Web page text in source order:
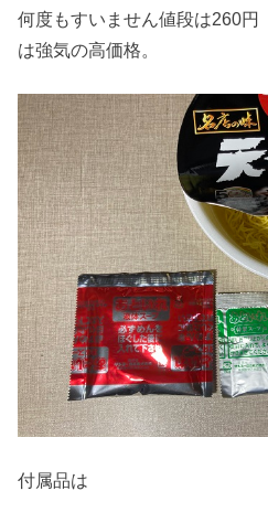
何度もすいません値段は260円
は強気の高価格。
付属品は